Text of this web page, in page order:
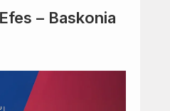
– Baskonia